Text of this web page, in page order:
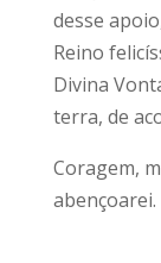
desse
Reino
Divina
terra, de
Coragem,
abençoarei.